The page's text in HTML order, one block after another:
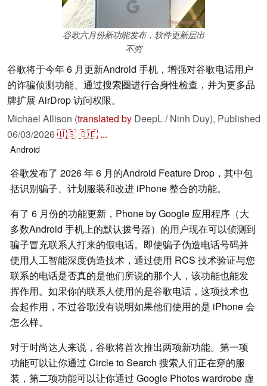
谷歌六月份新功能发布，软件更新层出
不穷
谷歌将于今年 6 月更新Android 手机，增强对谷歌电话用户
的诈骗侦测功能、通过搜索圈进行合身性检查，并为更多品
牌扩展 AirDrop 访问权限。
Michael Allison (translated by DeepL / Ninh Duy), Published
06/03/2026🇺🇸🇩🇪 ...
Android
谷歌发布了 2026 年 6 月的Android Feature Drop，其中包
括识别骗子、计划服装和改进 iPhone 整合的功能。
有了 6 月份的功能更新，Phone by Google 应用程序（大
多数Android 手机上的默认拨号器）的用户现在可以侦测到
骗子冒充联系人打来的假电话。即使骗子伪造电话号码并
使用人工智能深度伪造技术，通过使用 RCS 技术验证与您
联系的电话是否真的是他们所说的那个人，该功能也能发
挥作用。如果你的联系人使用的是谷歌电话，这项技术也
会起作用，不过谷歌没有说明如果他们使用的是 iPhone 会
怎么样。
对于时尚达人来说，谷歌将首次推出两项新功能。第一项
功能可以让你通过 Circle to Search 搜索人们正在穿的服
装，第二项功能可以让你通过 Google Photos wardrobe 虚